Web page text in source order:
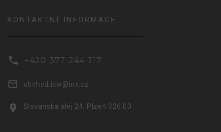
KONTAKTNÍ INFORMACE
+420 377 244 717
obchod.icw@inx.cz
Slovanská alej 24, Plzeň 326 00